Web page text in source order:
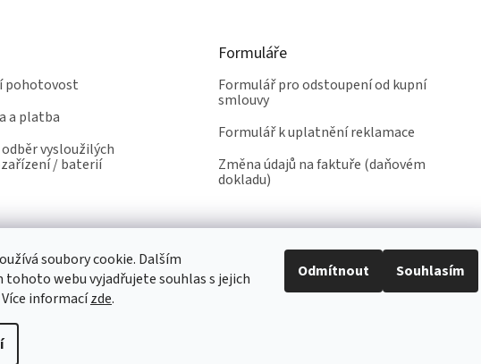
soubory cookie. Dalším
tohoto webu vyjadřujete souhlas s jejich
informacízde.
Odmítnout Souhlasím
pohotovost
a platba
vysloužilých
/ baterií
Formuláře
Formulář pro odstoupení od kupní
smlouvy
Formulář k uplatnění reklamace
Změna údajů na faktuře (daňovém
dokladu)